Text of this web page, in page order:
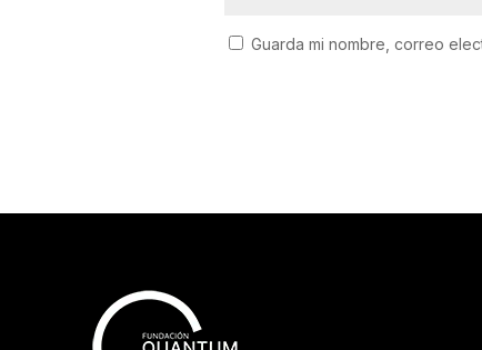
Guarda mi nombre, correo